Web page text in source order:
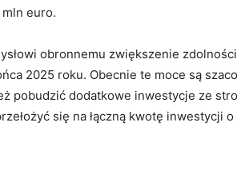
euro.
obronnemu zwiększenie zdolności
2025 roku. Obecnie te moce są
pobudzić dodatkowe inwestycje ze
się na łączną kwotę inwestycji